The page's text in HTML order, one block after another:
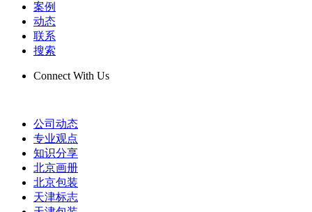
案例
动态
联系
搜索
Connect With Us
公司动态
专业观点
知识分享
北京画册
北京包装
天津标志